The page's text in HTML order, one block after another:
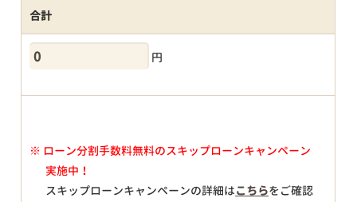
合計
円
※ ローン分割手数料無料のスキップローンキャンペーン
実施中！
スキップローンキャンペーンの詳細はこちらをご確認